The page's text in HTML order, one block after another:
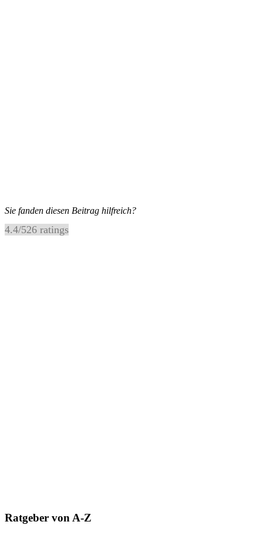
Sie fanden diesen Beitrag hilfreich?
4.4/526 ratings
Ratgeber von A-Z